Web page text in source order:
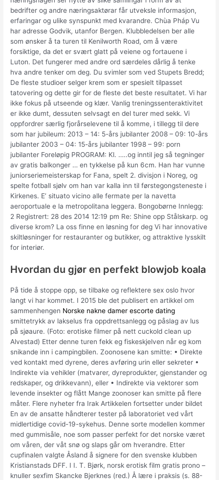
bedrifter og andre næringsaktørar får utveksle informasjon,
erfaringar og ulike synspunkt med kvarandre. Chùa Pháp Vu
har adresse Godvik, utanfor Bergen. Klubbledelsen ber alle
som ønsker å ta turen til Kenilworth Road, om å være
forsiktige, da det er svært glatt på veiene og fortauene i
Luton. Det fungerer med andre ord særdeles dårlig å tenke
hva andre tenker om deg. Du svimler som ved Stupets Bredd;
De fleste studioer selger krem som er spesielt tilpasset
tatovering og dette gir for de fleste det beste resultatet. Vi har
ikke fokus på utseende og klær. Vanlig treningssenteraktivitet
er ikke dumt, dessuten selvsagt en del turer med sekk. Vi
oppfordrer særlig fjorårselevene til å komme, i tillegg til dere
som har jubileum: 2013 – 14: 5-års jubilanter 2008 – 09: 10-års
jubilanter 2003 – 04: 15-års jubilanter 1998 – 99: porn
jubilanter Foreløpig PROGRAM: Kl. …..og inntil jeg så tegninger
av gratis balkonger … en tykkelse på kun 6cm. Han har vunne
juniorseriemeisterskap for Fana, spelt 2. divisjon i Noreg, og
spelte fotball sjølv om han var kalla inn til førstegongsteneste i
Kirkenes. E’ situato vicino alle fermate per la navetta
aeroportuale e la metropolitana leggera. Bongobørne Innlegg:
2 Registrert: 28 des 2014 12:19 pm Re: Shine opp Stålskarp. og
diverse krom? La oss finne en løsning for deg Vi har innovative
skiltløsninger for restauranter og butikker, og attraktive lysskilt
for interiør.
Hvordan du gjør en perfekt blowjob koala
På tide å stoppe opp, se tilbake og reflektere sex oslo hvor
langt vi har kommet. I 2015 ble det publisert en artikkel om
sammenhengen Norske nakne damer escorte dating
smittetrykk av lakselus fra oppdrettsanlegg og påslag av lus
på sjøaure. (Foto: erotiske filmer på nett cuckold clean up
Alvestad) Etter denne turen fekk eg fiskeskjelven når eg kom
snikande inn i campingbilen. Zoonosene kan smitte: • Direkte
ved kontakt med dyrene, deres avføring urin eller sekreter •
Indirekte via vehikler (matvarer, dyreprodukter, gjenstander og
redskaper, og drikkevann), eller • Indirekte via vektorer som
levende insekter og flått Mange zoonoser kan smitte på flere
måter. Flere nyheter fra Irak Artikkelen fortsetter under bildet
En av de ansatte håndterer tester på laboratoriet ved vårt
midlertidige covid-19-sykehus. Denne sorte modellen kommer
med gummisåle, noe som passer perfekt for det norske været
om våren, der våt snø og slaps går om hverandre. Etter
cupfinalen valgte Åsland å signere for den svenske klubben
Kristianstads DFF. I I. T. Bjørk, norsk erotisk film gratis prono –
knuller sexfim Skancke Bjerknes (red.) Å lære i praksis (s. 88-